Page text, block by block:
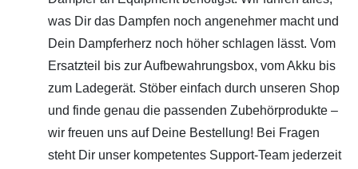
was Dir das Dampfen noch angenehmer macht und
Dein Dampferherz noch höher schlagen lässt. Vom
Ersatzteil bis zur Aufbewahrungsbox, vom Akku bis
zum Ladegerät. Stöber einfach durch unseren Shop
und finde genau die passenden Zubehörprodukte –
wir freuen uns auf Deine Bestellung! Bei Fragen
steht Dir unser kompetentes Support-Team jederzeit